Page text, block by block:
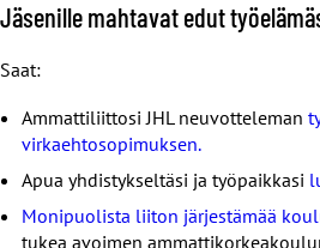
Jäsenille mahtavat edut
Saat:
Ammattiliittosi JHL neuvotteleman
virkaehtosopimuksen.
Apua yhdistykseltäsi ja työpaikkasi
Monipuolista liiton järjestämää
tukea avoimen